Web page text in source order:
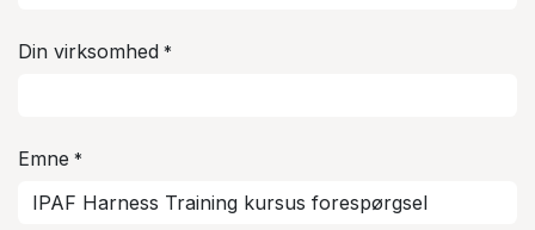
Din virksomhed *
Emne *